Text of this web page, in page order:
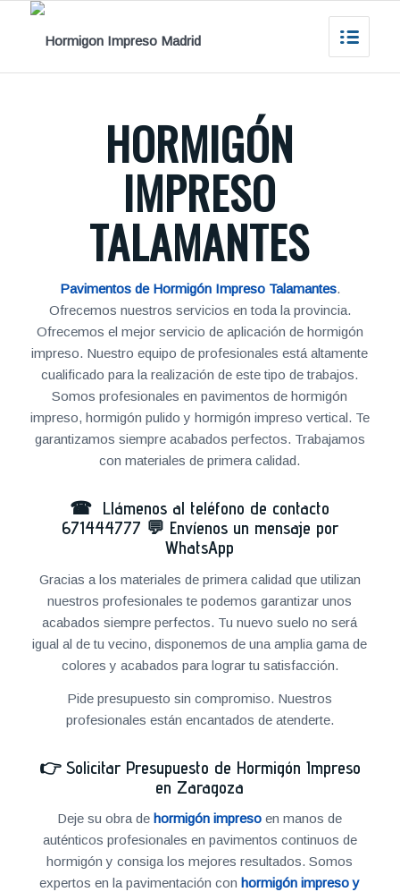
HORMIGÓN
IMPRESO
TALAMANTES
Pavimentos de Hormigón Impreso Talamantes.
Ofrecemos nuestros servicios en toda la provincia.
Ofrecemos el mejor servicio de aplicación de hormigón
impreso. Nuestro equipo de profesionales está altamente
cualificado para la realización de este tipo de trabajos.
Somos profesionales en pavimentos de hormigón
impreso, hormigón pulido y hormigón impreso vertical. Te
garantizamos siempre acabados perfectos. Trabajamos
con materiales de primera calidad.
☎ Llámenos al teléfono de contacto
671444777 💬 Envíenos un mensaje por
WhatsApp
Gracias a los materiales de primera calidad que utilizan
nuestros profesionales te podemos garantizar unos
acabados siempre perfectos. Tu nuevo suelo no será
igual al de tu vecino, disponemos de una amplia gama de
colores y acabados para lograr tu satisfacción.
Pide presupuesto sin compromiso. Nuestros
profesionales están encantados de atenderte.
👉 Solicitar Presupuesto de Hormigón Impreso
en Zaragoza
Deje su obra dehormigón impreso en manos de
auténticos profesionales en pavimentos continuos de
hormigón y consiga los mejores resultados. Somos
expertos en la pavimentación conhormigón impreso y